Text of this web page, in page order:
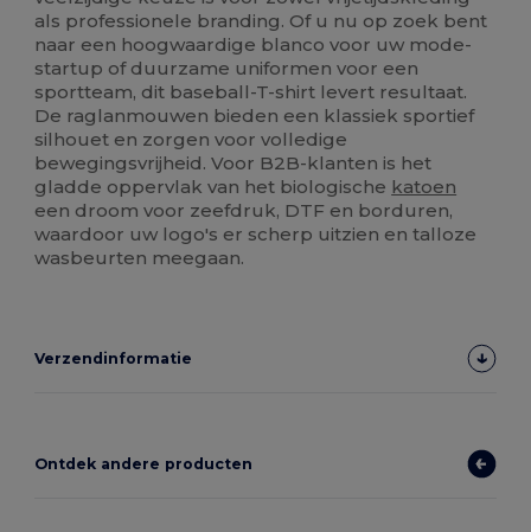
als professionele branding. Of u nu op zoek bent
naar een hoogwaardige blanco voor uw mode-
startup of duurzame uniformen voor een
sportteam, dit baseball-T-shirt levert resultaat.
De raglanmouwen bieden een klassiek sportief
silhouet en zorgen voor volledige
bewegingsvrijheid. Voor B2B-klanten is het
gladde oppervlak van het biologische katoen
een droom voor zeefdruk, DTF en borduren,
waardoor uw logo's er scherp uitzien en talloze
wasbeurten meegaan.
Verzendinformatie
Ontdek andere producten